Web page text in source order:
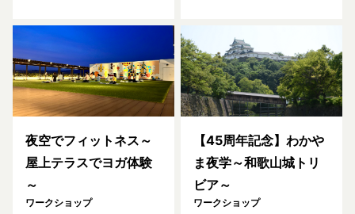
夜空でフィットネス～
屋上テラスでヨガ体験
～
ワークショップ
【45周年記念】わかや
ま夜学～和歌山城トリ
ビア～
ワークショップ